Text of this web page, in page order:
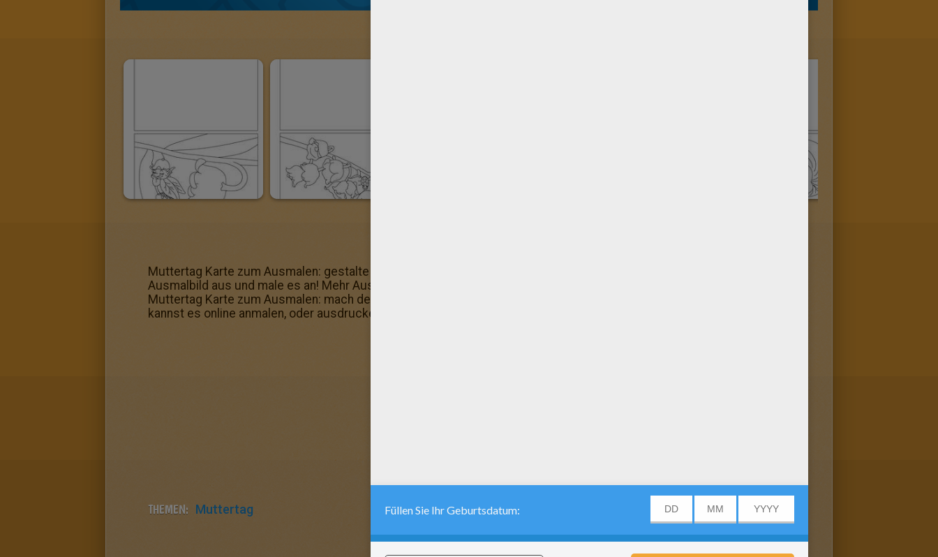
Muttertag Karte zum Ausmalen: gestalte das perfekte Geschenk für deine Geschwister! Drucke dieses tolle
Ausmalbild aus und male es an! Mehr Auswahl an schönen Motiven findest du hier: MUTTERTAG zum Ausmalen!
Muttertag Karte zum Ausmalen: mach deiner Mutter eine Freude und schenke ihr dieses schöne Ausmalbild! Du
kannst es online anmalen, oder ausdrucken! Nicht dein Geschmack? Mehr findest du hier: Malbogen!
THEMEN: Muttertag